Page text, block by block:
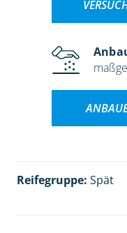
Reifegruppe: Spät